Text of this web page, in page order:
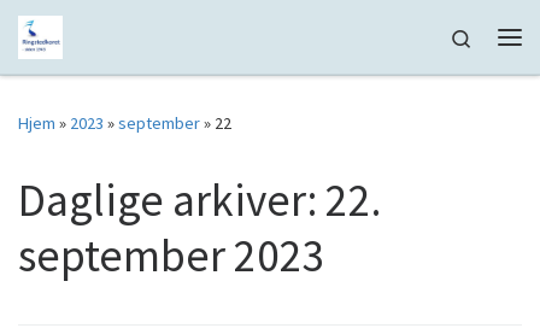
Fortsæt til indhold
Search
Hjem » 2023 »september» 22
Daglige arkiver: 22.
september 2023